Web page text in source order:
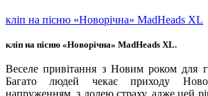
кліп на пісню «Новорічна» MadHeads XL
кліп на пісню «Новорічна» MadHeads XL.
Веселе привітання з Новим роком для
Багато людей чекає приходу